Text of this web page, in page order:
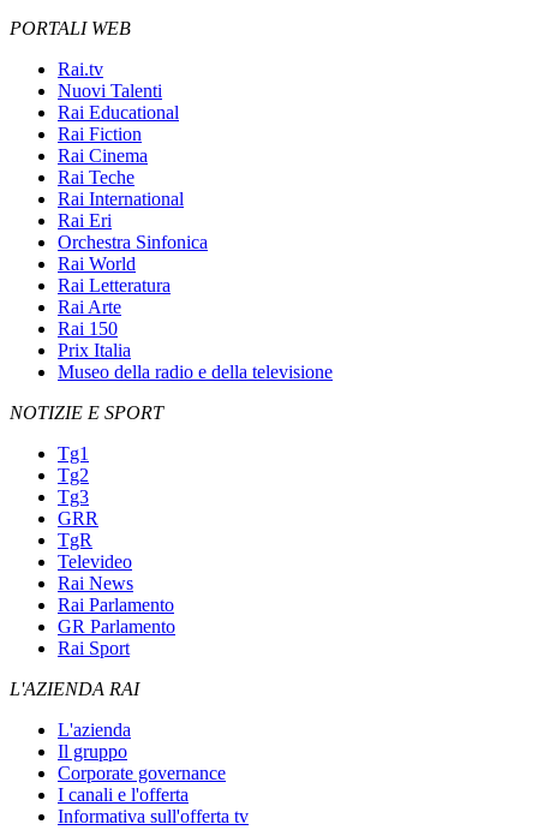
PORTALI WEB
Rai.tv
Nuovi Talenti
Rai Educational
Rai Fiction
Rai Cinema
Rai Teche
Rai International
Rai Eri
Orchestra Sinfonica
Rai World
Rai Letteratura
Rai Arte
Rai 150
Prix Italia
Museo della radio e della televisione
NOTIZIE E SPORT
Tg1
Tg2
Tg3
GRR
TgR
Televideo
Rai News
Rai Parlamento
GR Parlamento
Rai Sport
L'AZIENDA RAI
L'azienda
Il gruppo
Corporate governance
I canali e l'offerta
Informativa sull'offerta tv